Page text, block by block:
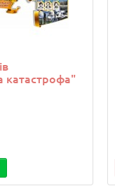
катастрофа"